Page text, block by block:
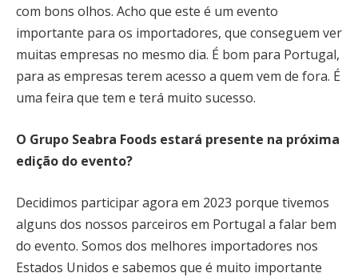
com bons olhos. Acho que este é um evento
importante para os importadores, que conseguem ver
muitas empresas no mesmo dia. É bom para Portugal,
para as empresas terem acesso a quem vem de fora. É
uma feira que tem e terá muito sucesso.
O Grupo Seabra Foods estará presente na próxima
edição do evento?
Decidimos participar agora em 2023 porque tivemos
alguns dos nossos parceiros em Portugal a falar bem
do evento. Somos dos melhores importadores nos
Estados Unidos e sabemos que é muito importante